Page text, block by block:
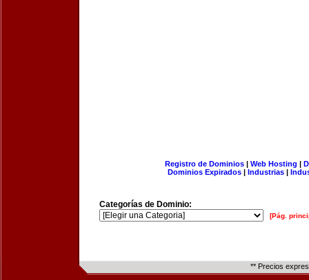
Registro de Dominios| Web Hosting |
Dominios Expirados | Industrias |
Categorías de Dominio:
[Pág.
** Precios